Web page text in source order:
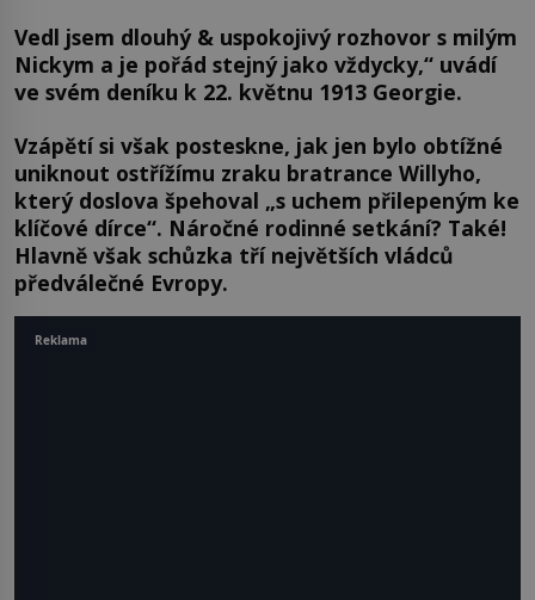
Vedl jsem dlouhý & uspokojivý rozhovor s milým
Nickym a je pořád stejný jako vždycky,“ uvádí
ve svém deníku k 22. květnu 1913 Georgie.
Vzápětí si však posteskne, jak jen bylo obtížné
uniknout ostřížímu zraku bratrance Willyho,
který doslova špehoval „s uchem přilepeným ke
klíčové dírce“. Náročné rodinné setkání? Také!
Hlavně však schůzka tří největších vládců
předválečné Evropy.
Reklama